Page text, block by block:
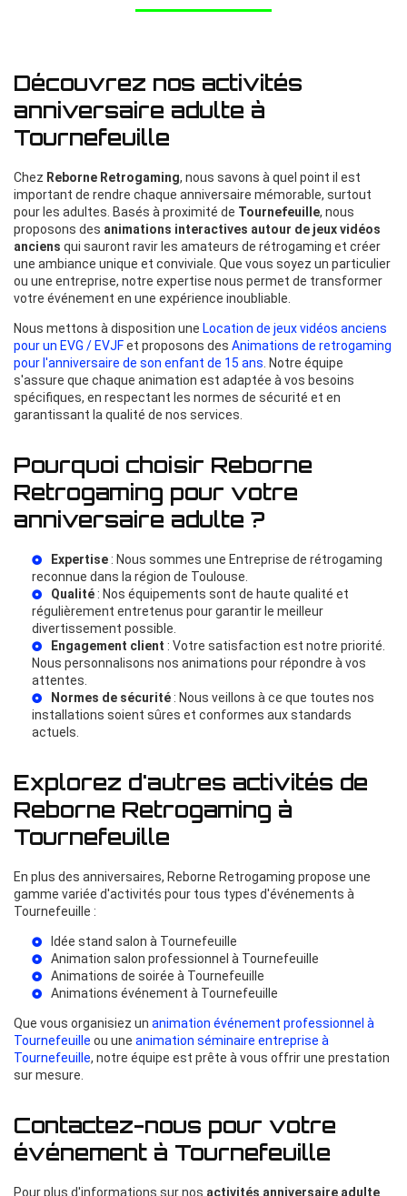
Découvrez nos activités
anniversaire adulte à
Tournefeuille
Chez Reborne Retrogaming, nous savons à quel point il est
important de rendre chaque anniversaire mémorable, surtout
pour les adultes. Basés à proximité de Tournefeuille, nous
proposons des animations interactives autour de jeux vidéos
anciens qui sauront ravir les amateurs de rétrogaming et créer
une ambiance unique et conviviale. Que vous soyez un particulier
ou une entreprise, notre expertise nous permet de transformer
votre événement en une expérience inoubliable.
Nous mettons à disposition une Location de jeux vidéos anciens
pour un EVG / EVJFet proposons des Animations de retrogaming
pour l'anniversaire de son enfant de 15 ans . Notre équipe
s'assure que chaque animation est adaptée à vos besoins
spécifiques, en respectant les normes de sécurité et en
garantissant la qualité de nos services.
Pourquoi choisir Reborne
Retrogaming pour votre
anniversaire adulte ?
Expertise : Nous sommes une Entreprise de rétrogaming
reconnue dans la région de Toulouse.
Qualité : Nos équipements sont de haute qualité et
régulièrement entretenus pour garantir le meilleur
divertissement possible.
Engagement client : Votre satisfaction est notre priorité.
Nous personnalisons nos animations pour répondre à vos
attentes.
Normes de sécurité : Nous veillons à ce que toutes nos
installations soient sûres et conformes aux standards
actuels.
Explorez d'autres activités de
Reborne Retrogaming à
Tournefeuille
En plus des anniversaires, Reborne Retrogaming propose une
gamme variée d'activités pour tous types d'événements à
Tournefeuille :
Idée stand salon à Tournefeuille
Animation salon professionnel à Tournefeuille
Animations de soirée à Tournefeuille
Animations événement à Tournefeuille
Que vous organisiez un animation événement professionnel à
Tournefeuille ou une animation séminaire entreprise à
Tournefeuille, notre équipe est prête à vous offrir une prestation
sur mesure.
Contactez-nous pour votre
événement à Tournefeuille
Pour plus d'informations sur nos activités anniversaire adulte